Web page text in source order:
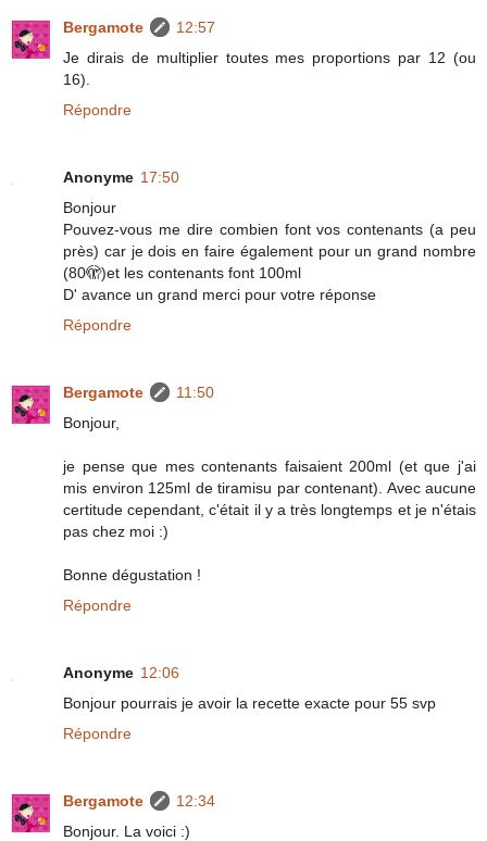
Bergamote
12:57
Je dirais de multiplier toutes mes proportions par 12 (ou
16).
Répondre
Anonyme 17:50
Bonjour
Pouvez-vous me dire combien font vos contenants (a peu
près) car je dois en faire également pour un grand nombre
(80🫣)et les contenants font 100ml
D' avance un grand merci pour votre réponse
Répondre
Bergamote
11:50
Bonjour,
je pense que mes contenants faisaient 200ml (et que j'ai
mis environ 125ml de tiramisu par contenant). Avec aucune
certitude cependant, c'était il y a très longtemps et je n'étais
pas chez moi :)
Bonne dégustation !
Répondre
Anonyme 12:06
Bonjour pourrais je avoir la recette exacte pour 55 svp
Répondre
Bergamote
12:34
Bonjour. La voici :)